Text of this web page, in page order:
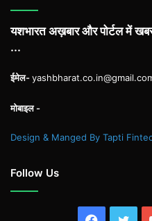
यशभारत अख़बार और पोर्टल में
...
ईमेल-
मोबाइल -
Design & Manged By Tapti
Follow Us